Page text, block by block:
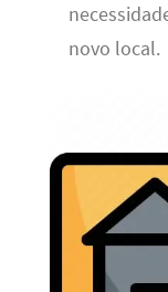
novo local.